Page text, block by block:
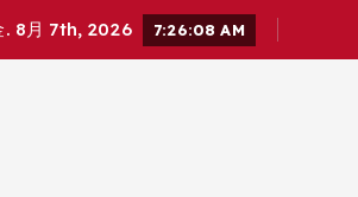
. 8月 7th, 2026 7:26:09 AM